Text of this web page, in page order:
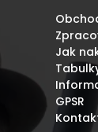
Jak
GPSR